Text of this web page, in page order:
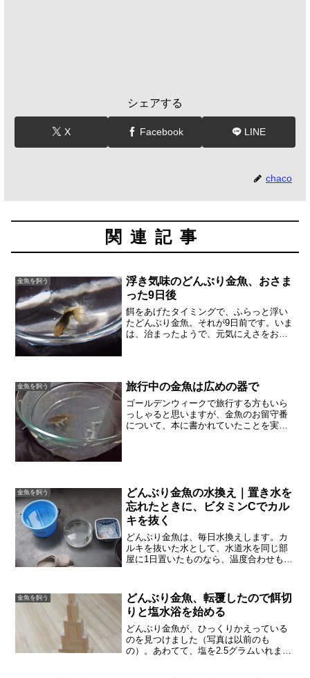
シェアする
X Facebook LINE
chaco
関連記事
金魚を飼う
浮き気味のどんぶり金魚、おさま
った9日後
餌をあげたタイミングで、ふらっと浮い
たどんぶり金魚。それが9日前です。いま
は、治まったようで、元気にえさをおね
金魚を飼う 旅行中の金魚は広めの器で
ゴールデンウィークで旅行する方もいら
っしゃると思いますが、金魚のお留守番
について、本に書かれていたことを実践
金魚を飼う
どんぶり金魚の水換え｜置き水を
忘れたときに、ビタミンCでカル
キを抜く
どんぶり金魚は、毎日水換えします。カ
ルキを抜いた水として、水道水を同じ部
屋に1日置いたものなら、温度合わせもで
かなければなりません。バケツに水をた
めて、曇り日のベランダ...
金魚を飼う
どんぶり金魚、転覆したので餌切
りと塩水浴を始める
どんぶり金魚が、ひっくりかえっている
のを見つけました（写真は以前のも
の）。あわてて、塩を2.5グラムいれまし